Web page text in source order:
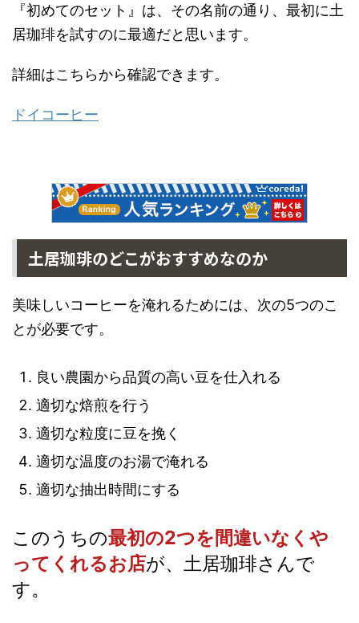
『初めてのセット』は、その名前の通り、最初に土
居珈琲を試すのに最適だと思います。
詳細はこちらから確認できます。
ドイコーヒー
土居珈琲のどこがおすすめなのか
美味しいコーヒーを淹れるためには、次の5つのこ
とが必要です。
良い農園から品質の高い豆を仕入れる
適切な焙煎を行う
適切な粒度に豆を挽く
適切な温度のお湯で淹れる
適切な抽出時間にする
このうちの最初の2つを間違いなくや
ってくれるお店が、土居珈琲さんで
す。